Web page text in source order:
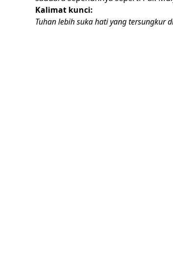
Kalimat kunci:
Tuhan lebih suka hati yang tersungkur